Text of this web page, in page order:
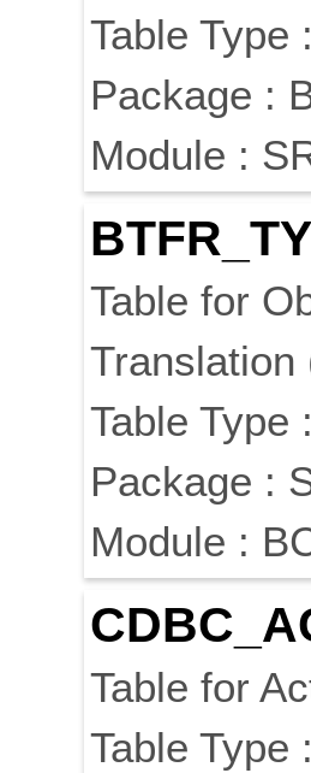
Table Type
Package :
Module :
Table for
Translation
Table Type
Package :
Module :
Table for
Table Type